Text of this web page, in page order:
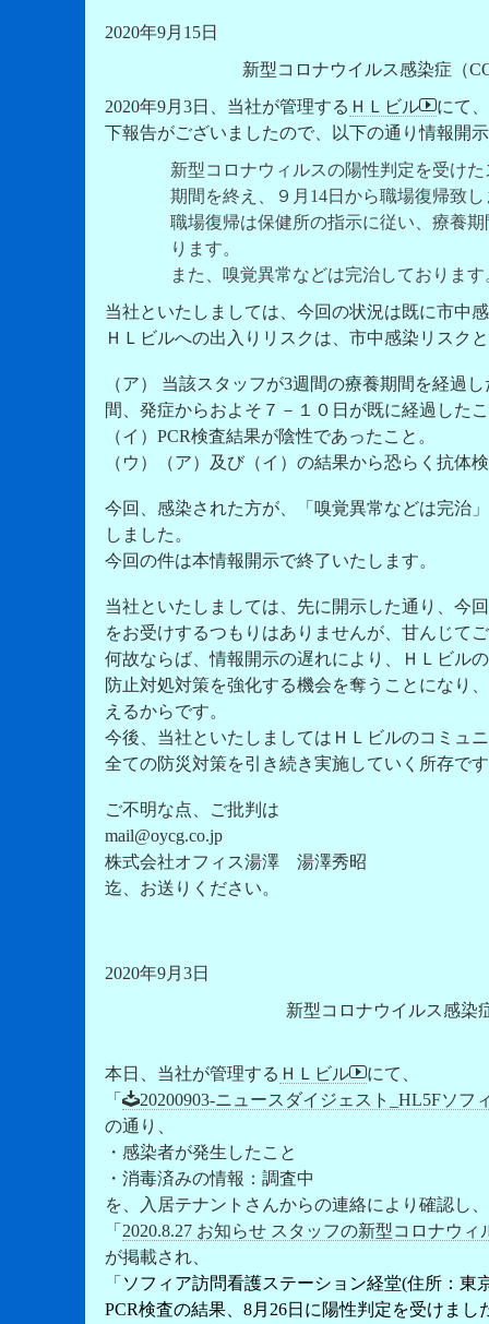
2020年9月15日
新型コロナウイルス感染症（
2020年9月3日、当社が管理する ＨＬビル
にて
下報告がございましたので、以下の通り情報開
新型コロナウィルスの陽性判定を受け
期間を終え、９月14日から職場復帰致し
職場復帰は保健所の指示に従い、療養
ります。
また、嗅覚異常などは完治しております
当社といたしましては、今回の状況は既に市中
ＨＬビルへの出入りリスクは、市中感染リスク
（ア） 当該スタッフが3週間の療養期間を経過
間、発症からおよそ７－１０日が既に経過した
（イ）PCR検査結果が陰性であったこと。
（ウ）（ア）及び（イ）の結果から恐らく抗体
今回、感染された方が、「嗅覚異常などは完治
しました。
今回の件は本情報開示で終了いたします。
当社といたしましては、先に開示した通り、今
をお受けするつもりはありませんが、甘んじて
何故ならば、情報開示の遅れにより、ＨＬビル
防止対処対策を強化する機会を奪うことになり
えるからです。
今後、当社といたしましてはＨＬビルのコミュ
全ての防災対策を引き続き実施していく所存で
ご不明な点、ご批判は
mail@oycg.co.jp
株式会社オフィス湯澤 湯澤秀昭
迄、お送りください。
2020年9月3日
新型コロナウイルス感染
本日、当社が管理する ＨＬビル
にて、
「
20200903-ニュースダイジェスト_HL5Fソフ
の通り、
・感染者が発生したこと
・消毒済みの情報：調査中
を、入居テナントさんからの連絡により確認し
「 2020.8.27 お知らせ スタッフの新型コロナウ
が掲載され、
「 ソフィア訪問看護ステーション経堂(住所：
PCR検査の結果、8月26日に陽性判定を受けまし